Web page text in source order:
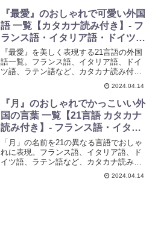
『最愛』のおしゃれで可愛い外国
語 一覧【カタカナ読み付き】- フ
ランス語・イタリア語・ドイツ
語・ラテン語など
『最愛』を美しく表現する21言語の外国
語一覧。フランス語、イタリア語、ドイ
ツ語、ラテン語など、カタカナ読み付き
でおしゃれで可愛らしい言葉を紹介。創
作やネーミングに使えるアイデア集とし
ても最適。ぜひ参考にしてみてくださ
い。
2024.04.14
『月』のおしゃれでかっこいい外
国の言葉 一覧【21言語 カタカナ
読み付き】- フランス語・イタリ
ア語・ドイツ語・ラテン語など
「月」の名前を21の異なる言語でおしゃ
れに表現。フランス語、イタリア語、ド
イツ語、ラテン語など、カタカナ読み付
きで紹介しています。創作活動やキャラ
クターの名前に、世界各国の美しい響き
2024.04.14